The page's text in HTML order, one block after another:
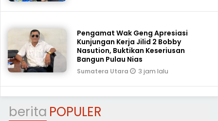
Pengamat Wak Geng Apresiasi
Kunjungan Kerja Jilid 2 Bobby
Nasution, Buktikan Keseriusan
Bangun Pulau Nias
Sumatera Utara 3 jam lalu
berita POPULER